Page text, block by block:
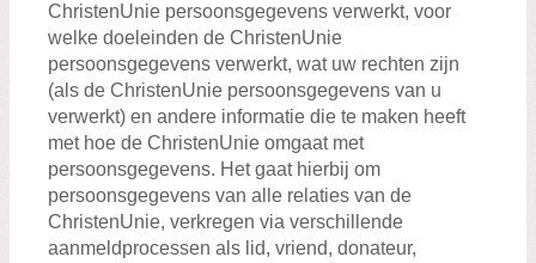
ChristenUnie persoonsgegevens verwerkt, voor
welke doeleinden de ChristenUnie
persoonsgegevens verwerkt, wat uw rechten zijn
(als de ChristenUnie persoonsgegevens van u
verwerkt) en andere informatie die te maken heeft
met hoe de ChristenUnie omgaat met
persoonsgegevens. Het gaat hierbij om
persoonsgegevens van alle relaties van de
ChristenUnie, verkregen via verschillende
aanmeldprocessen als lid, vriend, donateur,